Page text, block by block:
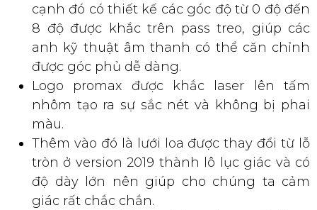
cạnh đó có thiết kế các góc độ từ 0 độ đến
8 độ được khắc trên pass treo, giúp các
anh kỹ thuật âm thanh có thể căn chỉnh
được góc phủ dễ dàng.
Logo promax được khắc laser lên tấm
nhôm tạo ra sự sắc nét và không bị phai
màu.
Thêm vào đó là lưới loa được thay đổi từ lỗ
tròn ở version 2019 thành lô lục giác và có
độ dày lớn nên giúp cho chúng ta cảm
giác rất chắc chắn.